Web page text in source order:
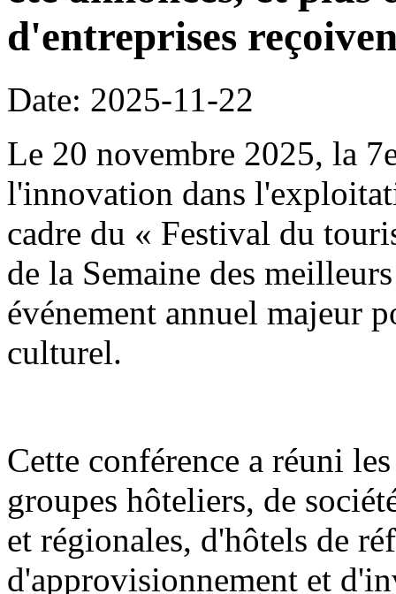
d'entreprises
Date: 2025-11-22
Le 20 novembre 2025, la
l'innovation dans
cadre du « Festival du
de la Semaine des
événement annuel majeur
culturel.
Cette conférence a réuni
groupes hôteliers, de
et régionales, d'hôtels de
d'approvisionnement et